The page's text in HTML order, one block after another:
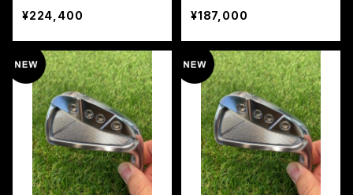
0 NEO
¥224,400
0 NEO
¥187,000